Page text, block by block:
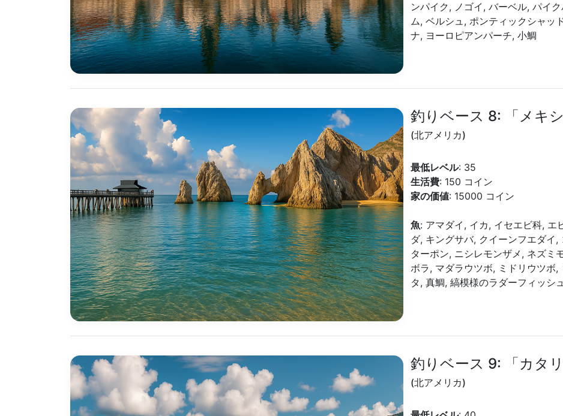
ンパイク, ノゴイ, バーベル, パイ
ム, ベルシュ, ポンティックシャッ
ナ, ヨーロピアンパーチ, 小鯛
釣りベース 8: 「メキシ
(北アメリカ)
最低レベル: 35
生活費: 150 コイン
家の価値: 15000 コイン
魚: アマダイ, イカ, イセエビ科, エ
ダ, キングサバ, クイーンフエダイ
ターポン, ニシレモンザメ, ネズミ
ボラ, マダラウツボ, ミドリウツボ
タ, 真鯛, 縞模様のラダーフィッシ
釣りベース 9: 「カタリ
(北アメリカ)